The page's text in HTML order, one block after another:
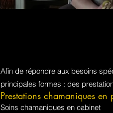
Afin de répondre aux besoins
principales formes : des
Prestations chamaniques en
Soins chamaniques en cabinet